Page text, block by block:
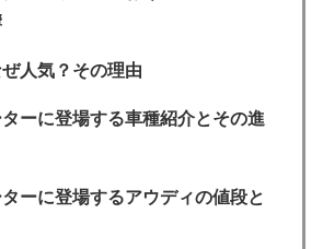
ぜ人気？その理由
ターに登場する車種紹介とその進
ターに登場するアウディの値段と